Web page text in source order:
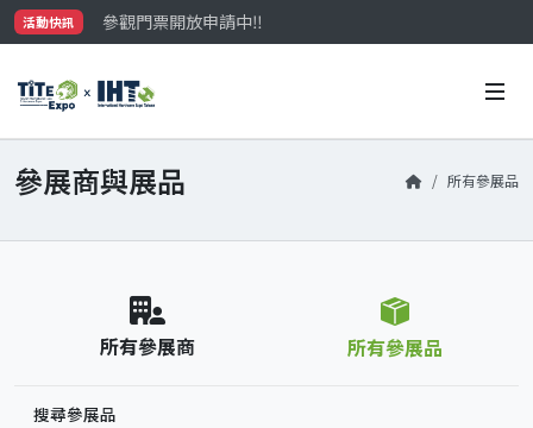
活動快訊
參觀門票開放申請中‼️
最大規模台灣五金展TiTE x IHT，2026/10/20-22與您在
參展商與展品 所有參展品
所有參展商 所有參展品
搜尋參展品